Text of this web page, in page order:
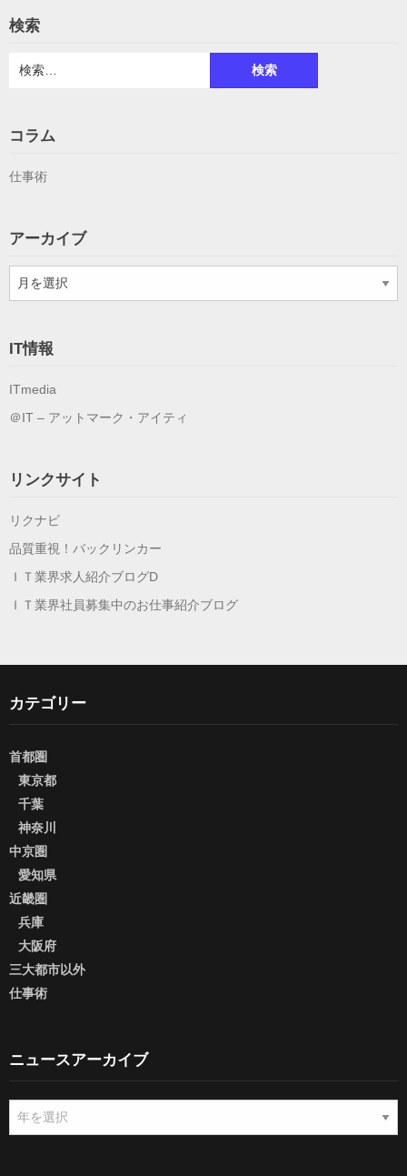
検索
索:
コラム
仕事術
アーカイブ
ー
ブ
IT情報
ITmedia
＠IT – アットマーク・アイティ
リンクサイト
リクナビ
品質重視！バックリンカー
ＩＴ業界求人紹介ブログD
ＩＴ業界社員募集中のお仕事紹介ブログ
カテゴリー
首都圏
東京都
千葉
神奈川
中京圏
愛知県
近畿圏
兵庫
大阪府
三大都市以外
仕事術
ニュースアーカイブ